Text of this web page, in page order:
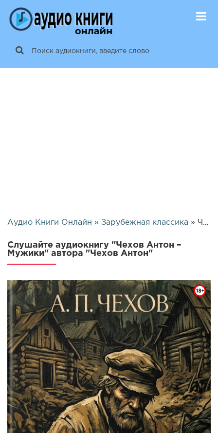
Аудио Книги Онлайн » Зарубежная классика » Чехов Антон – Мужики | 25658
Слушайте аудиокнигу "Чехов Антон –
Мужики" автора "Чехов Антон"